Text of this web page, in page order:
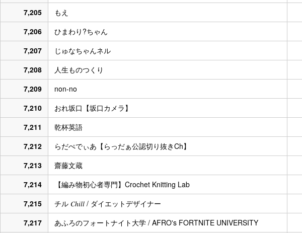
7,205
もえ
7,206
ひまわり?ちゃん
7,207
じゅなちゃんネル
7,208
人生ものつくり
7,209
non-no
7,210
おれ坂口【坂口カメラ】
7,211
乾杯英語
7,212
らだぺでぃあ【らっだぁ公認切り抜きCh】
7,213
齋藤文蔵
7,214
【編み物初心者専門】Crochet Knitting Lab
7,215
チル 𝐶ℎ𝑖𝑙𝑙 / ダイエットデザイナー
7,217
あふろのフォートナイト大学 / AFRO's FORTNITE UNIVERSITY